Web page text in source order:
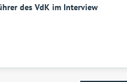
des VdK im Interview